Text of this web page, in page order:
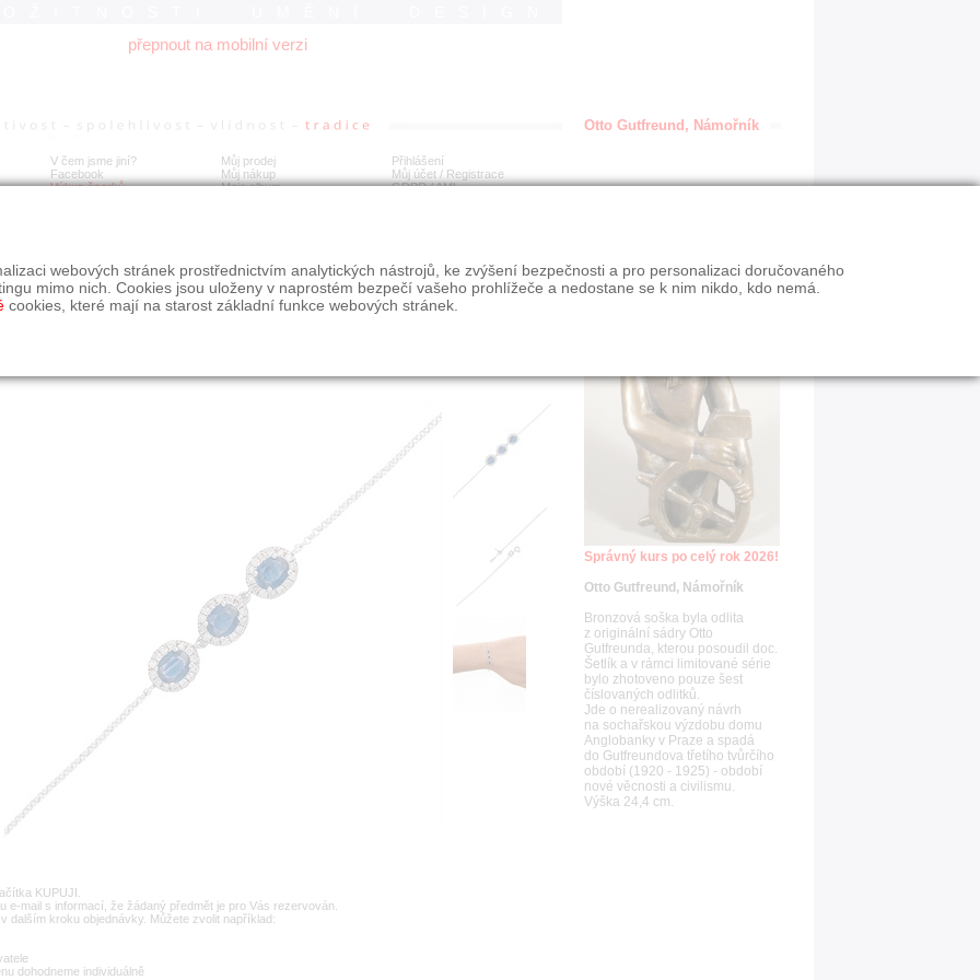
přepnout na mobilní verzi
V čem jsme jiní?
Facebook
Výkup šperků
Můj prodej
Můj nákup
Moje album
Přihlášení
Můj účet / Registrace
GDPR/AML
náramek s přírodními safíry a diamanty
KUPUJI.
mail s informací, že žádaný předmět je pro Vás rezervován.
dalším kroku objednávky. Můžete zvolit například:
dohodneme individuálně
Otto Gutfreund, Námořník
Správný kurs po celý rok 2026!
Otto Gutfreund, Námořník
Bronzová soška byla odlita
z originální sádry Otto
Gutfreunda, kterou posoudil doc.
Šetlík a v rámci limitované série
bylo zhotoveno pouze šest
číslovaných odlitků.
Jde o nerealizovaný návrh
na sochařskou výzdobu domu
Anglobanky v Praze a spadá
do Gutfreundova třetího tvůrčího
období (1920 - 1925) - období
nové věcnosti a civilismu.
Výška 24,4 cm.
webových stránek prostřednictvím analytických nástrojů, ke zvýšení bezpečnosti a pro personalizaci doručovaného
mimo nich. Cookies jsou uloženy v naprostém bezpečí vašeho prohlížeče a nedostane se k nim nikdo, kdo nemá.
cookies, které mají na starost základní funkce webových stránek.